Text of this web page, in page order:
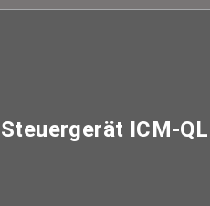
Steuergerät ICM-QL